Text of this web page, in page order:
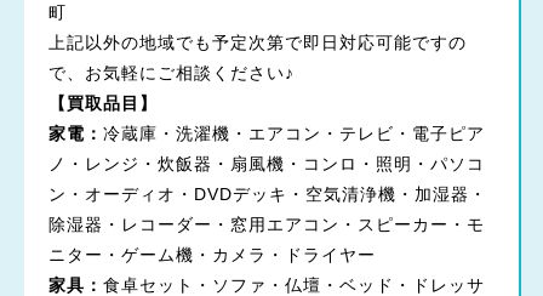
町
上記以外の地域でも予定次第で即日対応可能ですの
で、お気軽にご相談ください♪
【買取品目】
家電： 冷蔵庫・洗濯機・エアコン・テレビ・電子ピア
ノ・レンジ・炊飯器・扇風機・コンロ・照明・パソコ
ン・オーディオ・DVDデッキ・空気清浄機・加湿器・
除湿器・レコーダー・窓用エアコン・スピーカー・モ
ニター・ゲーム機・カメラ・ドライヤー
家具： 食卓セット・ソファ・仏壇・ベッド・ドレッサ